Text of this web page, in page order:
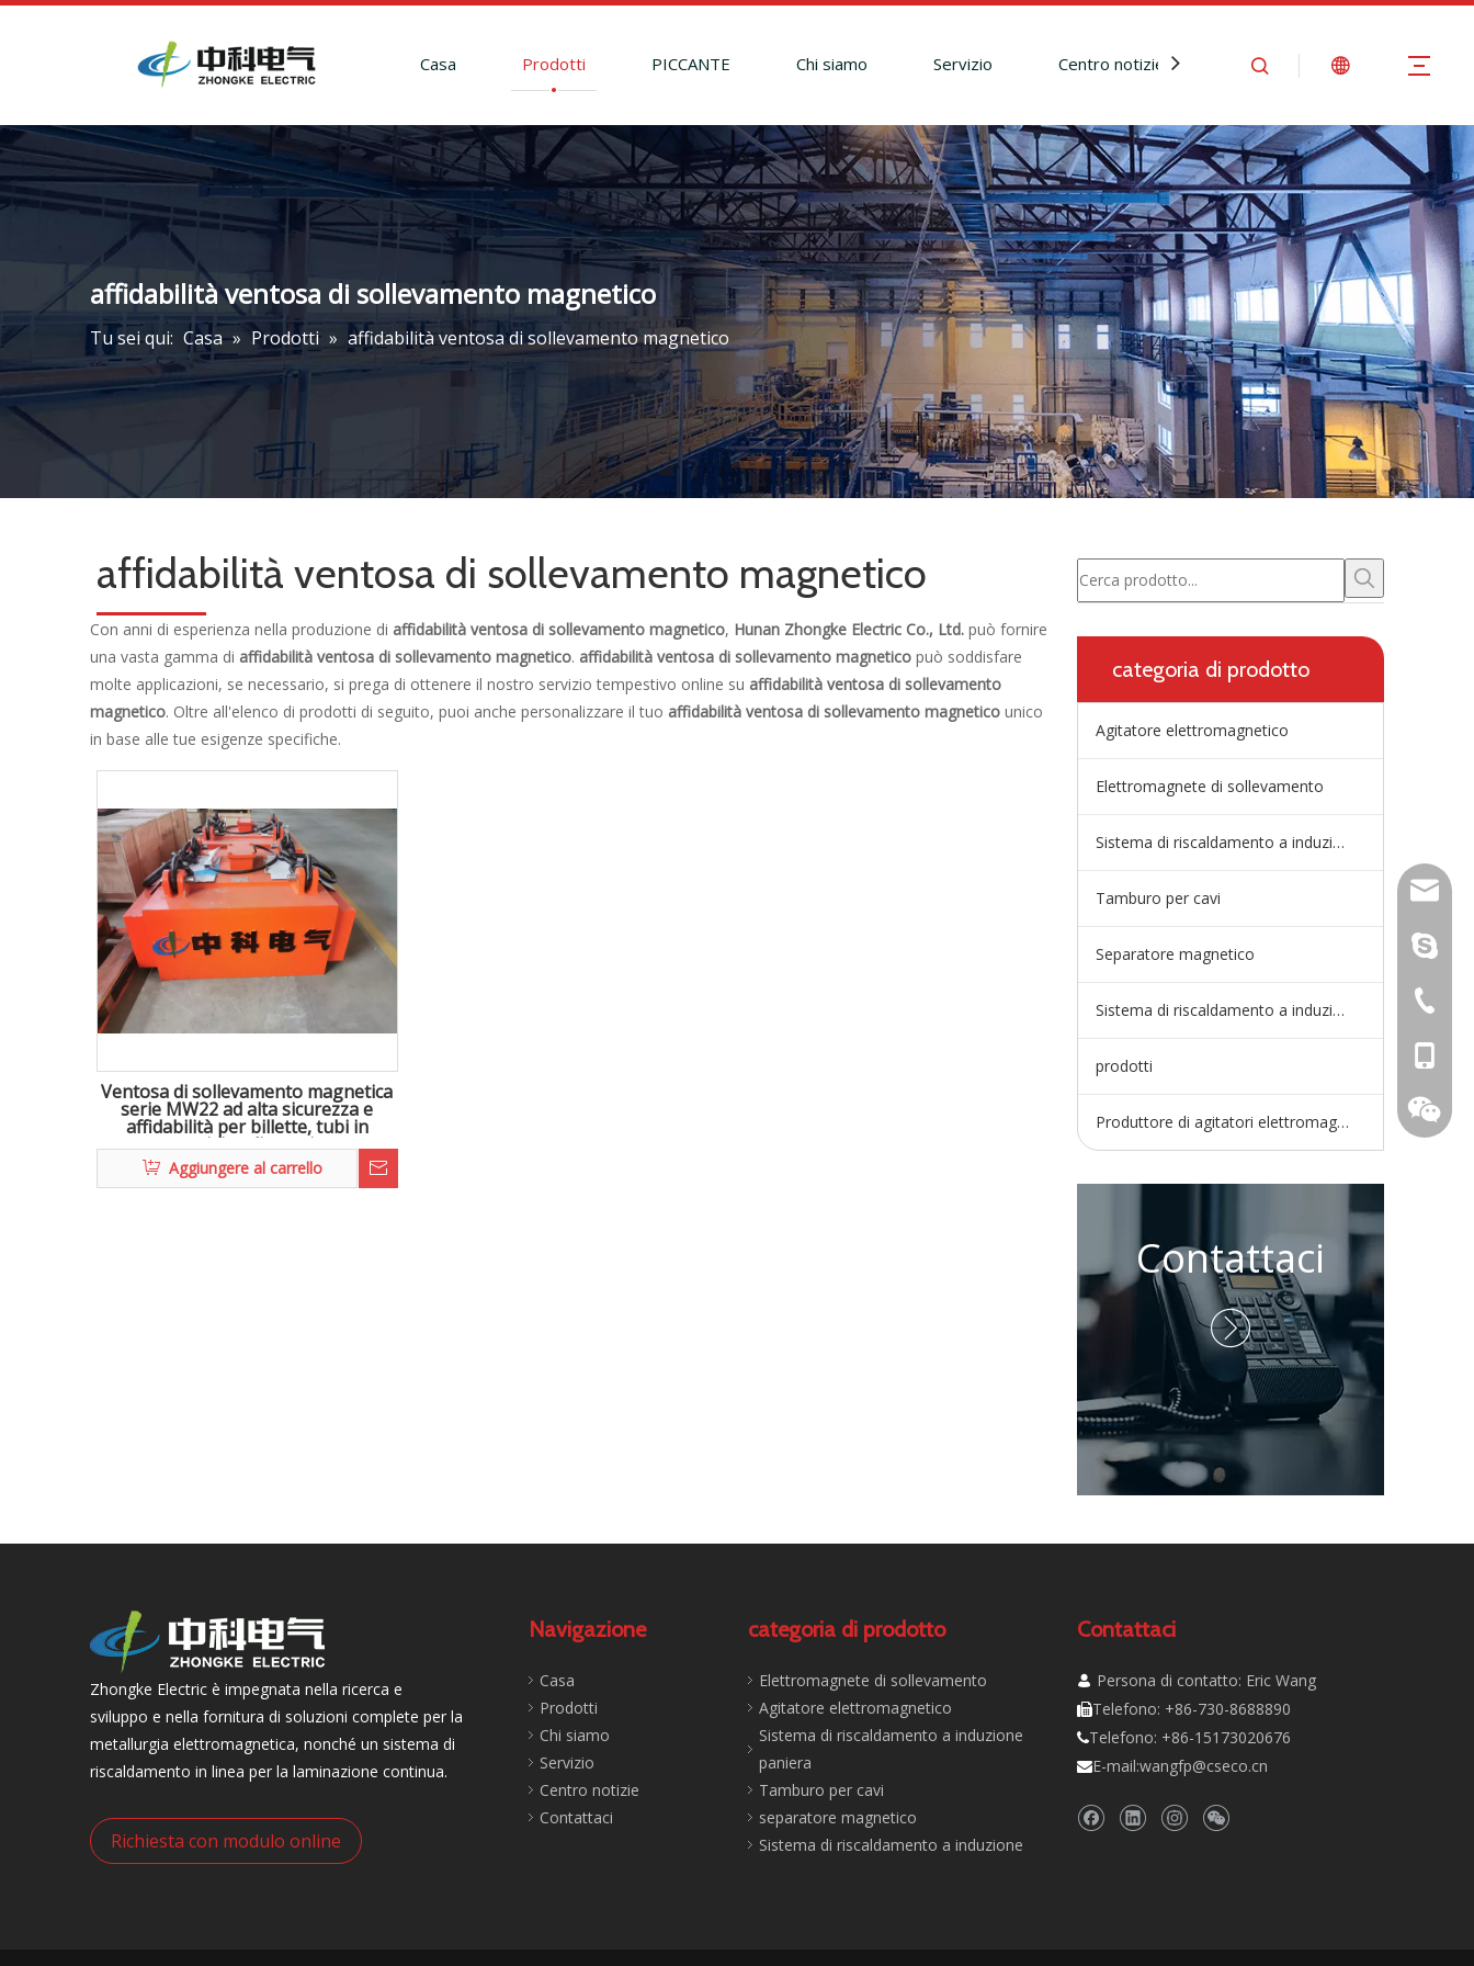
Casa Prodotti PICCANTE Chi siamo Servizio Centro notizie Contattaci
affidabilità ventosa di sollevamento magnetico
Tu sei qui: Casa » Prodotti » affidabilità ventosa di sollevamento magnetico
affidabilità ventosa di sollevamento magnetico
Con anni di esperienza nella produzione di affidabilità ventosa di sollevamento magnetico, Hunan Zhongke Electric Co., Ltd. può fornire
una vasta gamma di affidabilità ventosa di sollevamento magnetico. affidabilità ventosa di sollevamento magnetico può soddisfare
molte applicazioni, se necessario, si prega di ottenere il nostro servizio tempestivo online su affidabilità ventosa di sollevamento
magnetico. Oltre all'elenco di prodotti di seguito, puoi anche personalizzare il tuo affidabilità ventosa di sollevamento magnetico unico
in base alle tue esigenze specifiche.
Ventosa di sollevamento magnetica
serie MW22 ad alta sicurezza e
affidabilità per billette, tubi in
acciaio e lingotti
Aggiungere al carrello
categoria di prodotto
Agitatore elettromagnetico
Elettromagnete di sollevamento
Sistema di riscaldamento a induzione della paniera
Tamburo per cavi
Separatore magnetico
Sistema di riscaldamento a induzione
prodotti
Produttore di agitatori elettromagnetici
Contattaci

Zhongke Electric è impegnata nella ricerca e
sviluppo e nella fornitura di soluzioni complete per la
metallurgia elettromagnetica, nonché un sistema di
riscaldamento in linea per la laminazione continua.
Richiesta con modulo online
Navigazione
Casa
Prodotti
Chi siamo
Servizio
Centro notizie
Contattaci
dal
+86-
categoria di prodotto
Elettromagnete di sollevamento
Agitatore elettromagnetico
Sistema di riscaldamento a induzione
paniera
Tamburo per cavi
separatore magnetico
Sistema di riscaldamento a induzione
Contattaci
 Persona di contatto: Eric Wang
Telefono: +86-730-8688890
Telefono: +86-15173020676
E-mail:wangfp@cseco.cn